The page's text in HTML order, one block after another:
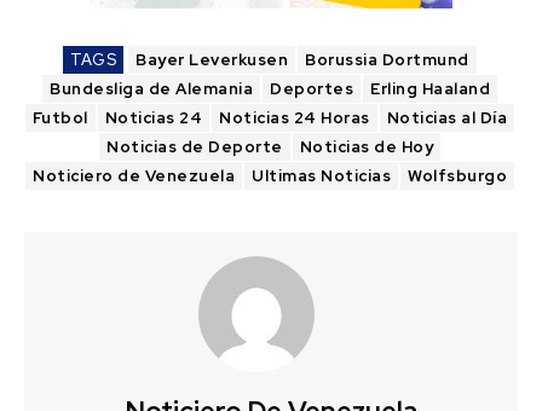
TAGS Bayer Leverkusen
Borussia Dortmund
Bundesliga de Alemania
Deportes
Erling Haaland
Futbol
Noticias 24 Noticias 24 Horas
Noticias al Día
Noticias de Deporte
Noticias de Hoy
Noticiero de Venezuela
Ultimas Noticias Wolfsburgo